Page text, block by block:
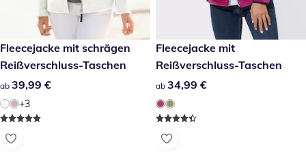
39,99 €
Fleecejacke mit schrägen
Reißverschluss-Taschen
39,99 €
ab 39,99 €
+3
34,99 €
Fleecejacke mit
Reißverschluss-Taschen
34,99 €
ab 34,99 €